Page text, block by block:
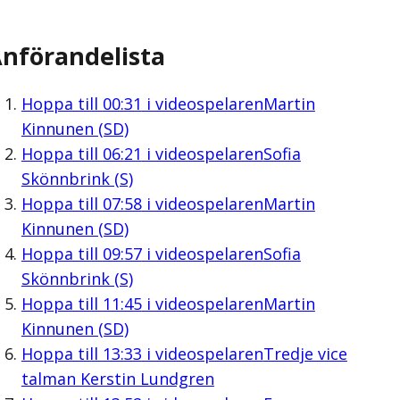
Hoppa till 00:31 i videospelarenMartin
Kinnunen (SD)
Hoppa till 06:21 i videospelarenSofia
Skönnbrink (S)
Hoppa till 07:58i videospelarenMartin
Kinnunen (SD)
Hoppa till 09:57i videospelarenSofia
Skönnbrink (S)
Hoppa till 11:45i videospelarenMartin
Kinnunen (SD)
Hoppa till 13:33 i videospelarenTredje vice
talman Kerstin Lundgren